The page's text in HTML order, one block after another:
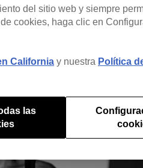
del sitio web y siempre
cookies, haga clic en
California y nuestra Política
las